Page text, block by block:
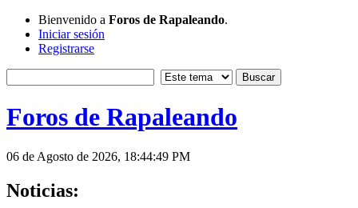
Bienvenido a Foros de Rapaleando.
Iniciar sesión
Registrarse
Foros de Rapaleando
06 de Agosto de 2026, 18:44:49 PM
Noticias: